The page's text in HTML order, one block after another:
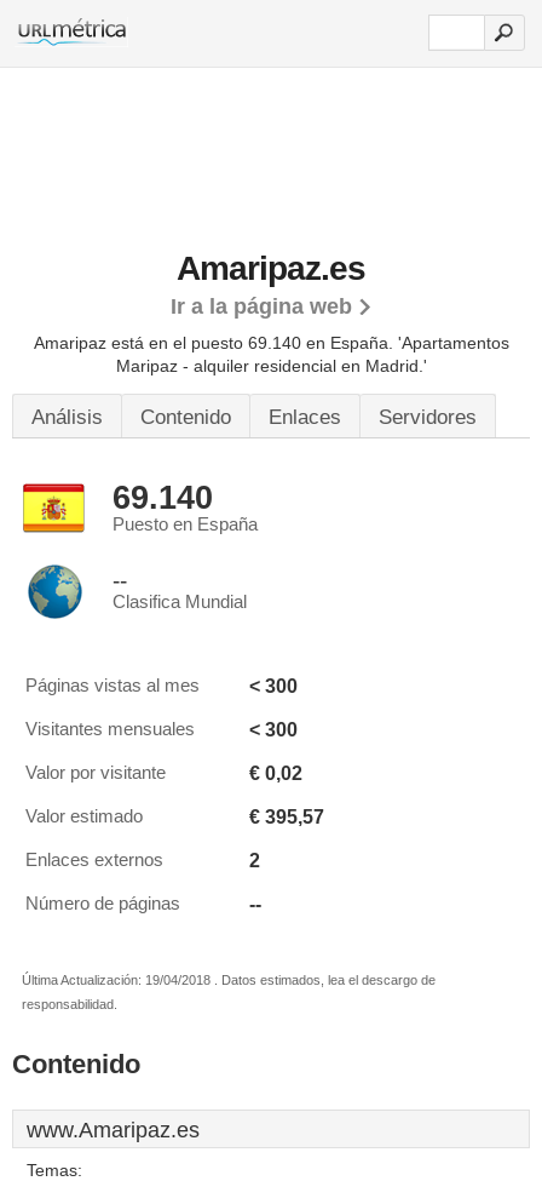
Amaripaz.es
Ir a la página web
Amaripaz está en el puesto 69.140 en España. 'Apartamentos
Maripaz - alquiler residencial en Madrid.'
Análisis Contenido Enlaces Servidores
69.140
Puesto en España
--
Clasifica Mundial
Páginas vistas al mes < 300
Visitantes mensuales < 300
Valor por visitante € 0,02
Valor estimado € 395,57
Enlaces externos 2
Número de páginas --
Última Actualización: 19/04/2018 . Datos estimados, lea el descargo de
responsabilidad.
Contenido
www.Amaripaz.es
Temas: